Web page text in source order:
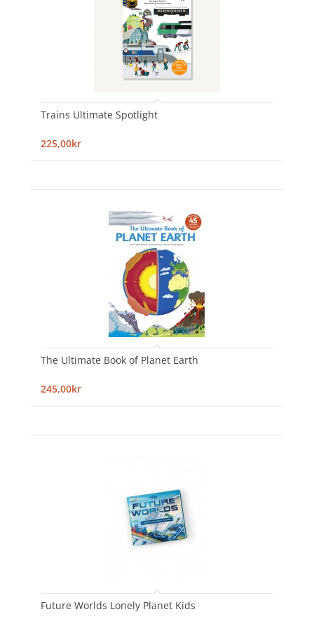
Trains Ultimate Spotlight
225,00kr
The Ultimate Book of Planet Earth
245,00kr
Future Worlds Lonely Planet Kids